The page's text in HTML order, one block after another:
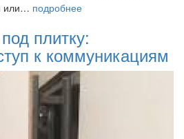
или… подробнее
плитку:
к коммуникациям